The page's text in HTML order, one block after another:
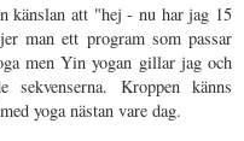
känslan att "hej - nu har jag 15
man ett program som passar
men Yin yogan gillar jag och
Kroppen känns
yoga nästan vare dag.